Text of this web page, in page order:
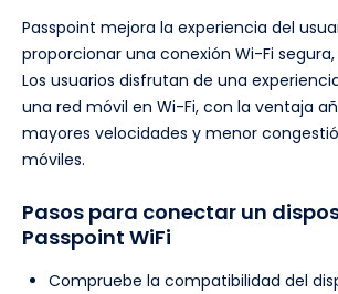
Passpoint mejora la experiencia del
proporcionar una conexión Wi-Fi
Los usuarios disfrutan de una
una red móvil en Wi-Fi, con la ventaja
mayores velocidades y menor
móviles.
Pasos para conectar un
Passpoint WiFi
Compruebe la compatibilidad del